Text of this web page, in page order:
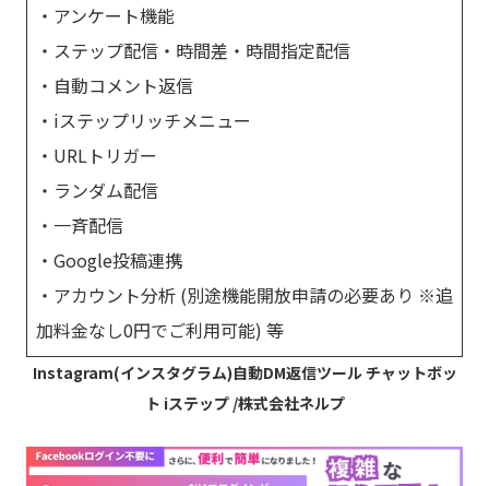
・アンケート機能
・ステップ配信・時間差・時間指定配信
・自動コメント返信
・iステップリッチメニュー
・URLトリガー
・ランダム配信
・一斉配信
・Google投稿連携
・アカウント分析 (別途機能開放申請の必要あり ※追
加料金なし0円でご利用可能) 等
Instagram(インスタグラム)自動DM返信ツール チャットボッ
ト iステップ /株式会社ネルプ